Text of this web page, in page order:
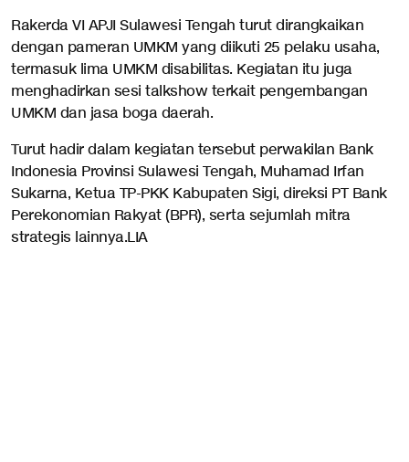
Rakerda VI APJI Sulawesi Tengah turut dirangkaikan
dengan pameran UMKM yang diikuti 25 pelaku usaha,
termasuk lima UMKM disabilitas. Kegiatan itu juga
menghadirkan sesi talkshow terkait pengembangan
UMKM dan jasa boga daerah.
Turut hadir dalam kegiatan tersebut perwakilan Bank
Indonesia Provinsi Sulawesi Tengah, Muhamad Irfan
Sukarna, Ketua TP-PKK Kabupaten Sigi, direksi PT Bank
Perekonomian Rakyat (BPR), serta sejumlah mitra
strategis lainnya.LIA